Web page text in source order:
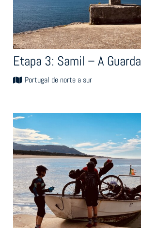
Etapa 3: Samil – A Guarda
Portugal de norte a sur